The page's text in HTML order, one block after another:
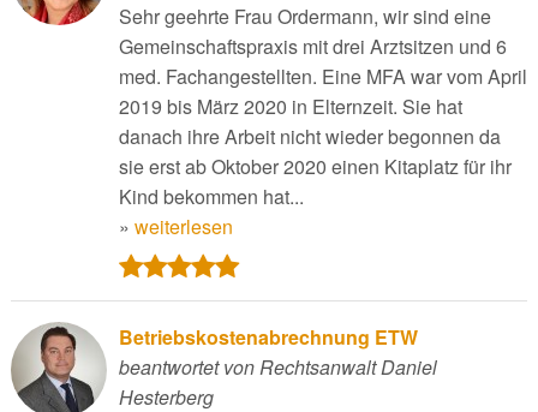
Sehr geehrte Frau Ordermann, wir sind eine
Gemeinschaftspraxis mit drei Arztsitzen und 6
med. Fachangestellten. Eine MFA war vom April
2019 bis März 2020 in Elternzeit. Sie hat
danach ihre Arbeit nicht wieder begonnen da
sie erst ab Oktober 2020 einen Kitaplatz für ihr
Kind bekommen hat...
» weiterlesen
Betriebskostenabrechnung ETW
beantwortet von Rechtsanwalt Daniel
Hesterberg